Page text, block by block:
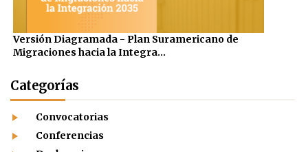
Versión Diagramada - Plan Suramericano de
Migraciones hacia la Integra...
Categorías
Convocatorias
Conferencias